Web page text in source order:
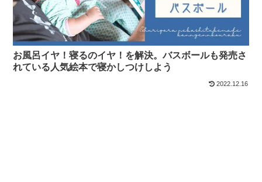
お風呂イヤ！寝るのイヤ！を解決。バスボールも発売さ
れている人気絵本で寝かしつけしよう
2022.12.16